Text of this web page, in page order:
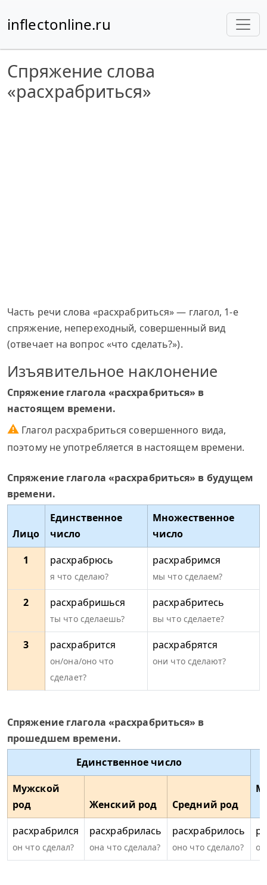
inflectonline.ru
Спряжение слова
«расхрабриться»
Часть речи слова «расхрабриться» — глагол, 1-е
спряжение, непереходный, совершенный вид
(отвечает на вопрос «что сделать?»).
Изъявительное наклонение
Спряжение глагола «расхрабриться» в
настоящем времени.
⚠ Глагол расхрабриться совершенного вида,
поэтому не употребляется в настоящем времени.
Спряжение глагола «расхрабриться» в будущем
времени.
Лицо
Единственное
число
Множественное
число
1
расхрабрюсь
я что сделаю?
расхрабримся
мы что сделаем?
2 расхрабришься
ты что сделаешь?
расхрабритесь
вы что сделаете?
3 расхрабрится
он/она/оно что
сделает?
расхрабрятся
они что сделают?
Спряжение глагола «расхрабриться» в
прошедшем времени.
Единственное число
Мужской
род
Женский род
Средний род
расхрабрился
он что сделал?
расхрабрилась
она что сделала?
расхрабрилось
оно что сделало?